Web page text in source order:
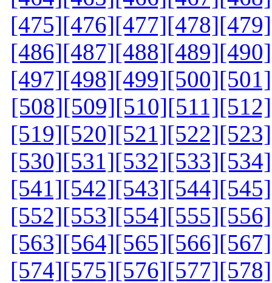
[475][476][477][478][479]
[486][487][488][489][490]
[497][498][499][500][501]
[508][509][510][511][512]
[519][520][521][522][523]
[530][531][532][533][534]
[541][542][543][544][545]
[552][553][554][555][556]
[563][564][565][566][567]
[574][575][576][577][578]